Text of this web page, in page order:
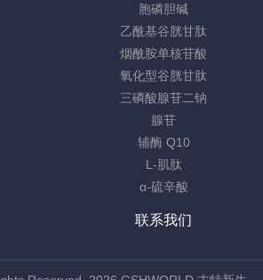
胞磷胆碱
乙酰基谷胱甘肽
烟酰胺单核苷酸
氧化型谷胱甘肽
三磷酸腺苷二钠
腺苷
辅酶 Q10
L-肌肽
α-硫辛酸
联系我们